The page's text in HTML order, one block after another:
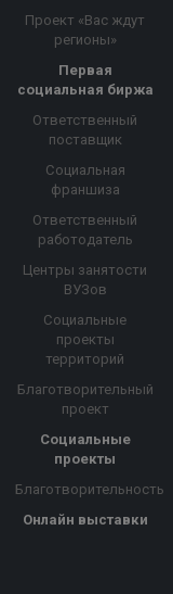
Проект «Вас ждут
регионы»
Первая
социальная биржа
Ответственный
поставщик
Социальная
франшиза
Ответственный
работодатель
Центры занятости
ВУЗов
Социальные
проекты
территорий
Благотворительный
проект
Социальные
проекты
Благотворительность
Онлайн выставки